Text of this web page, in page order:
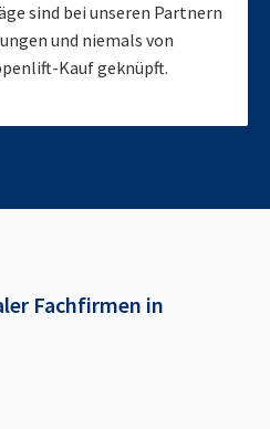
sind bei unseren Partnern
und niemals von
Kauf geknüpft.
Fachfirmen in